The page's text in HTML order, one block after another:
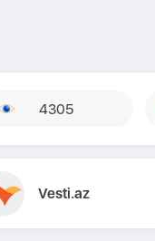
4305
Vesti.az